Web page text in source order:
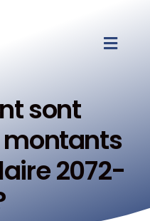
sont
montants
2072-